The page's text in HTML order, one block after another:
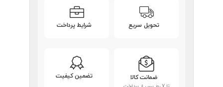
تحویل سریع شرایط پرداخت
ضمانت کالا تضمین کیفیت